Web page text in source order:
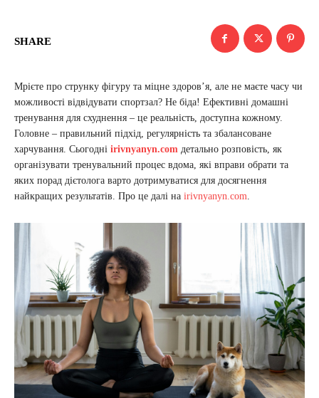
SHARE
Мрієте про струнку фігуру та міцне здоров’я, але не маєте часу чи
можливості відвідувати спортзал? Не біда! Ефективні домашні
тренування для схуднення – це реальність, доступна кожному.
Головне – правильний підхід, регулярність та збалансоване
харчування. Сьогодні irivnyanyn.com детально розповість, як
організувати тренувальний процес вдома, які вправи обрати та
яких порад дієтолога варто дотримуватися для досягнення
найкращих результатів. Про це далі на irivnyanyn.com.